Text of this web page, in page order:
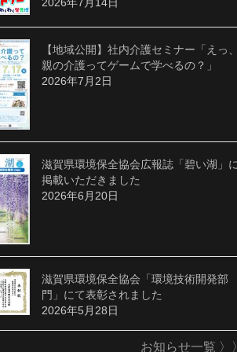
【地域公開】社内介護セミナー「えっ、
親の介護ってゲームで学べるの？」
2026年7月2日
滋賀県環境保全協会広報誌「碧い湖」に
掲載いただきました
2026年6月20日
滋賀県環境保全協会「環境技術開発部
門」にて表彰されました
2026年5月28日
お知らせ一覧 〉〉